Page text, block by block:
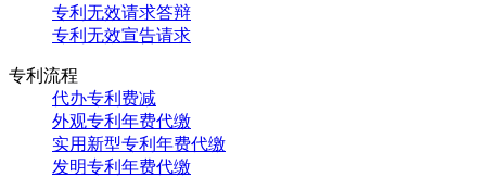
专利无效请求答辩
专利无效宣告请求
专利流程
代办专利费减
外观专利年费代缴
实用新型专利年费代缴
发明专利年费代缴